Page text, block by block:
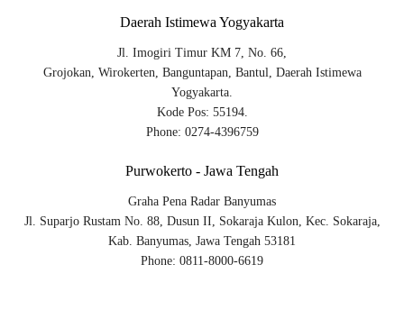
Daerah Istimewa Yogyakarta
Jl. Imogiri Timur KM 7, No. 66,
Grojokan, Wirokerten, Banguntapan, Bantul, Daerah Istimewa
Yogyakarta.
Kode Pos: 55194.
Phone: 0274-4396759
Purwokerto - Jawa Tengah
Graha Pena Radar Banyumas
Jl. Suparjo Rustam No. 88, Dusun II, Sokaraja Kulon, Kec. Sokaraja,
Kab. Banyumas, Jawa Tengah 53181
Phone: 0811-8000-6619